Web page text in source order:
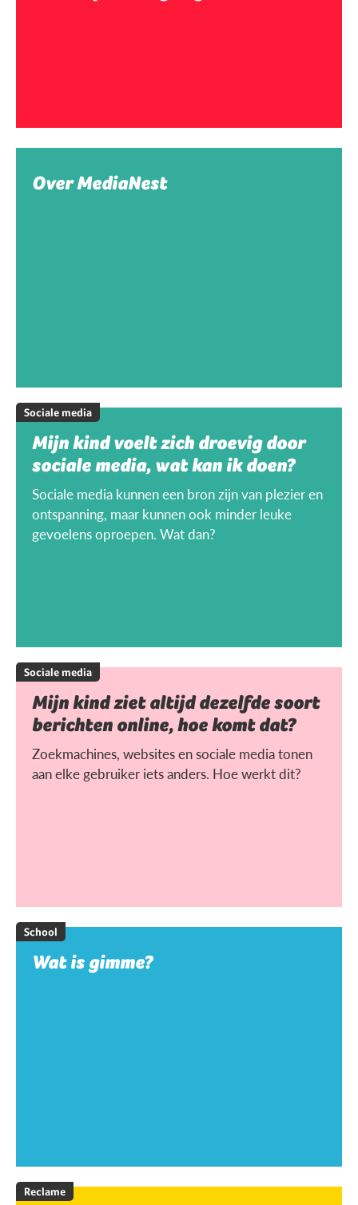
Over MediaNest
Sociale media
Mijn kind voelt zich droevig door
sociale media, wat kan ik doen?
Sociale media kunnen een bron zijn van plezier en
ontspanning, maar kunnen ook minder leuke
gevoelens oproepen. Wat dan?
Sociale media
Mijn kind ziet altijd dezelfde soort
berichten online, hoe komt dat?
Zoekmachines, websites en sociale media tonen
aan elke gebruiker iets anders. Hoe werkt dit?
School
Wat is gimme?
Reclame